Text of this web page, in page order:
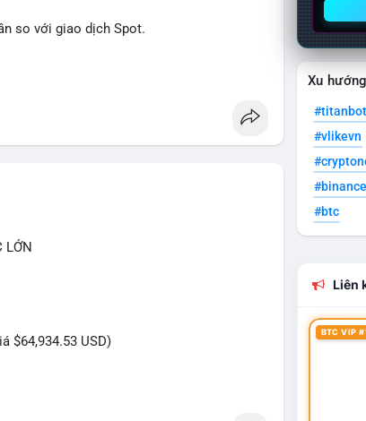
so với giao dịch Spot.
LỚN
$64,934.53 USD)
gần 2 triệu USD được thực hiện trong một
Xu
#titanbot
#vlikevn
#btc
Liên
BTC VIP